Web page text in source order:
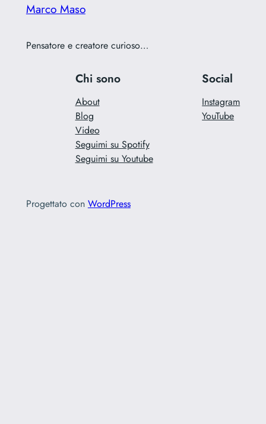
Marco Maso
Pensatore e creatore curioso…
Chi sono
About
Blog
Video
Seguimi su Spotify
Seguimi su Youtube
Social
Instagram
YouTube
Progettato con WordPress